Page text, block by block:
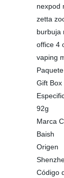
nexpod
zetta
burbuja
office 4
vaping
Gift Box
92g
Marca
Baish
Origen
Código